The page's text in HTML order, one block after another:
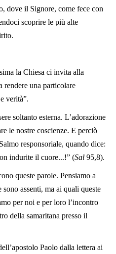
dove il Signore, come fece con
scoprire le più alte
la Chiesa ci invita alla
rendere una particolare
verità”.
soltanto esterna. L’adorazione
le nostre coscienze. E perciò
responsoriale, quando dice:
indurite il cuore...!” (Sal 95,8).
queste parole. Pensiamo a
assenti, ma ai quali queste
per noi e per loro l’incontro
della samaritana presso il
Paolo dalla lettera ai